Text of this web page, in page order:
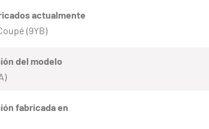
actualmente
(9YB)
del modelo
fabricada en